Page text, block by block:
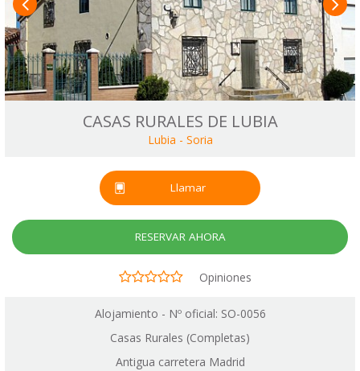
CASAS RURALES DE LUBIA
Lubia - Soria
Llamar
RESERVAR AHORA
Opiniones
Alojamiento - Nº oficial: SO-0056
Casas Rurales (Completas)
Antigua carretera Madrid